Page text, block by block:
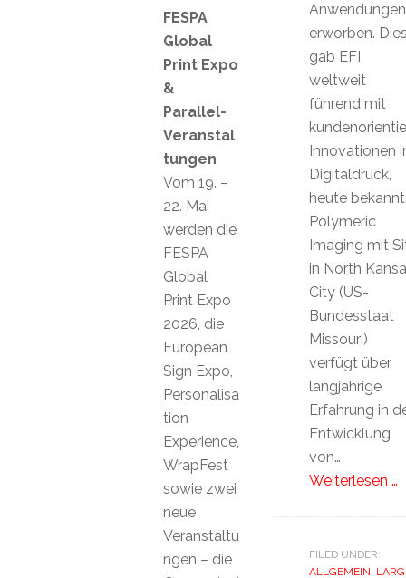
erworben.
gab EFI,
weltweit
führend mit
Innovationen
Digitaldruck,
heute
Polymeric
Imaging mit
in North
City (US-
Bundesstaat
Missouri)
verfügt über
langjährige
Erfahrung in
Entwicklung
von…
Weiterlesen …
FILED UNDER:
ALLGEMEIN,
FESPA
Global
Print Expo
&
Parallel-
Veranstal
tungen
Vom 19. –
22. Mai
werden die
FESPA
Global
Print Expo
2026, die
European
Sign Expo,
Personalisa
tion
Experience,
WrapFest
sowie zwei
neue
Veranstaltu
ngen – die